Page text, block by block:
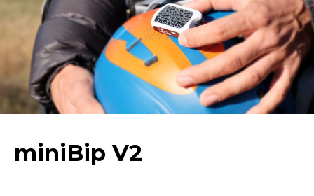
miniBip V2